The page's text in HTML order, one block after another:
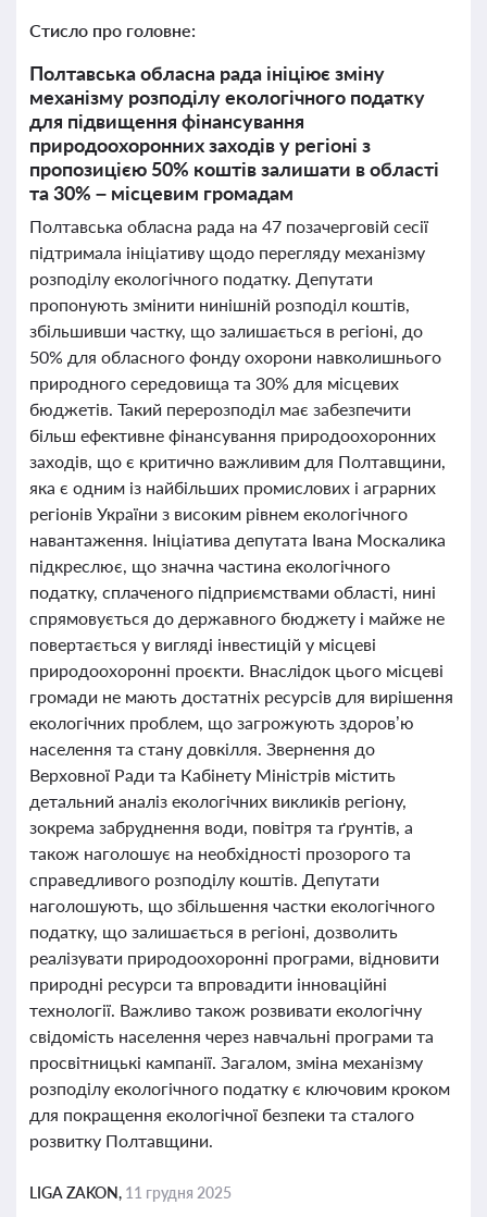
Стисло про головне:
Полтавська обласна рада ініціює зміну
механізму розподілу екологічного податку
для підвищення фінансування
природоохоронних заходів у регіоні з
пропозицією 50% коштів залишати в області
та 30% – місцевим громадам
Полтавська обласна рада на 47 позачерговій сесії
підтримала ініціативу щодо перегляду механізму
розподілу екологічного податку. Депутати
пропонують змінити нинішній розподіл коштів,
збільшивши частку, що залишається в регіоні, до
50% для обласного фонду охорони навколишнього
природного середовища та 30% для місцевих
бюджетів. Такий перерозподіл має забезпечити
більш ефективне фінансування природоохоронних
заходів, що є критично важливим для Полтавщини,
яка є одним із найбільших промислових і аграрних
регіонів України з високим рівнем екологічного
навантаження. Ініціатива депутата Івана Москалика
підкреслює, що значна частина екологічного
податку, сплаченого підприємствами області, нині
спрямовується до державного бюджету і майже не
повертається у вигляді інвестицій у місцеві
природоохоронні проєкти. Внаслідок цього місцеві
громади не мають достатніх ресурсів для вирішення
екологічних проблем, що загрожують здоров’ю
населення та стану довкілля. Звернення до
Верховної Ради та Кабінету Міністрів містить
детальний аналіз екологічних викликів регіону,
зокрема забруднення води, повітря та ґрунтів, а
також наголошує на необхідності прозорого та
справедливого розподілу коштів. Депутати
наголошують, що збільшення частки екологічного
податку, що залишається в регіоні, дозволить
реалізувати природоохоронні програми, відновити
природні ресурси та впровадити інноваційні
технології. Важливо також розвивати екологічну
свідомість населення через навчальні програми та
просвітницькі кампанії. Загалом, зміна механізму
розподілу екологічного податку є ключовим кроком
для покращення екологічної безпеки та сталого
розвитку Полтавщини.
LIGA ZAKON, 11 грудня 2025